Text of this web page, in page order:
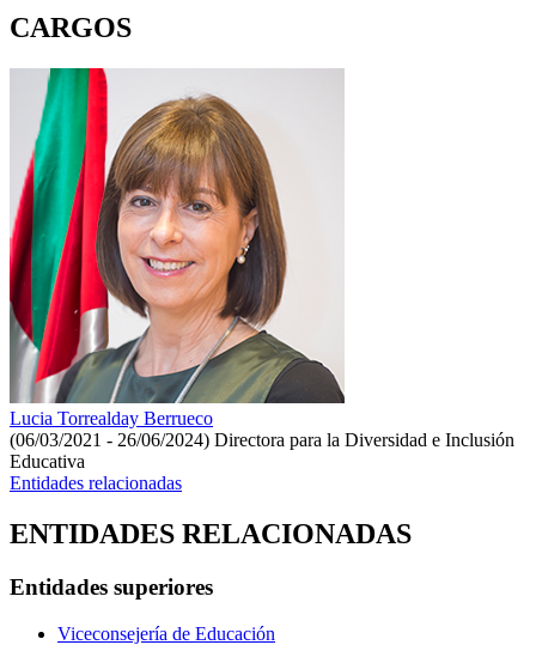
CARGOS
Lucia Torrealday Berrueco
(06/03/2021 - 26/06/2024) Directora para la Diversidad e Inclusión
Educativa
Entidades relacionadas
ENTIDADES RELACIONADAS
Entidades superiores
Viceconsejería de Educación